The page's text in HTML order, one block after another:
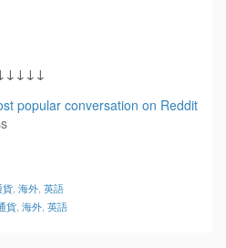
popular conversation on Reddit
貨 海外 英語
貨 海外 英語